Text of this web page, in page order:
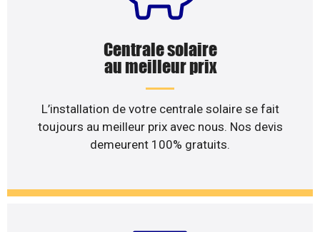
Centrale solaire
au meilleur prix
L’installation de votre centrale solaire se fait
toujours au meilleur prix avec nous. Nos devis
demeurent 100% gratuits.